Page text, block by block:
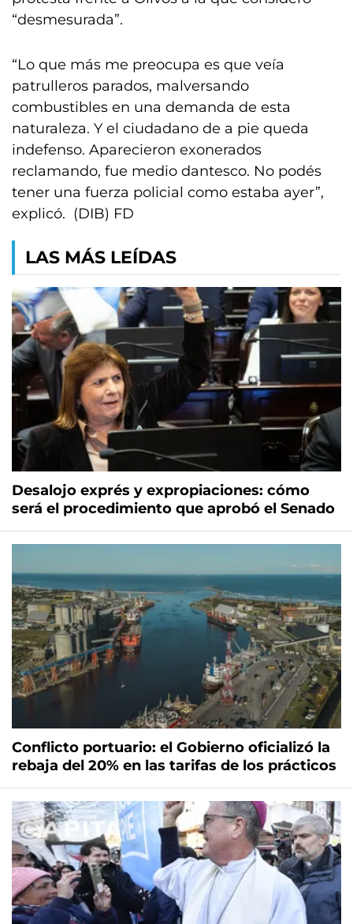
“desmesurada”.
“Lo que más me preocupa es que veía
patrulleros parados, malversando
combustibles en una demanda de esta
naturaleza. Y el ciudadano de a pie queda
indefenso. Aparecieron exonerados
reclamando, fue medio dantesco. No podés
tener una fuerza policial como estaba ayer”,
explicó. (DIB) FD
LAS MÁS LEÍDAS
Desalojo exprés y expropiaciones: cómo
será el procedimiento que aprobó el Senado
Conflicto portuario: el Gobierno oficializó la
rebaja del 20% en las tarifas de los prácticos